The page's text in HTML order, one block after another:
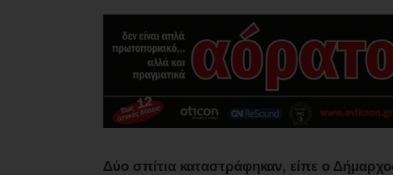
Δύο σπίτια καταστράφηκαν, είπε ο